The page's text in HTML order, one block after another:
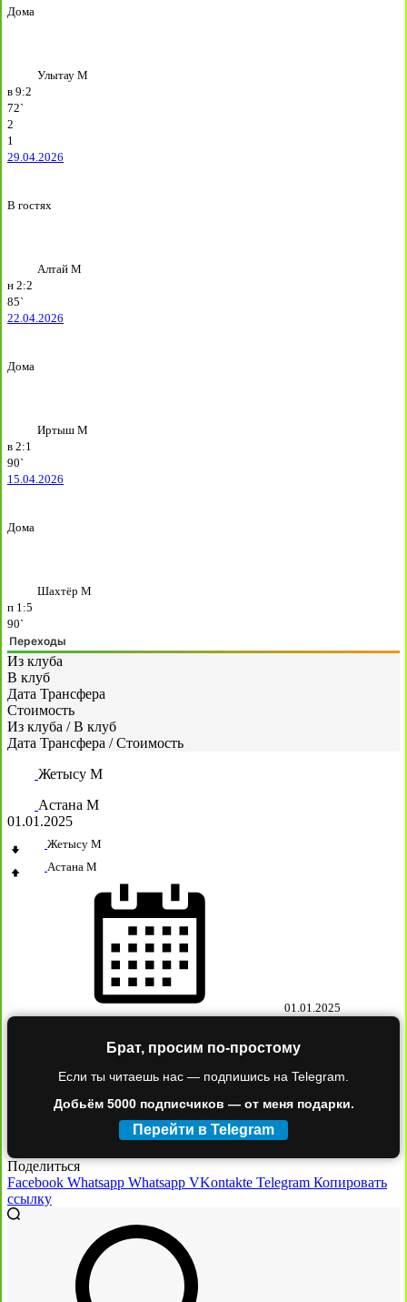
Дома
Улытау М
в 9:2
72`
2
1
29.04.2026
В гостях
Алтай М
н 2:2
85`
22.04.2026
Дома
Иртыш М
в 2:1
90`
15.04.2026
Дома
Шахтёр М
п 1:5
90`
Переходы
Из клуба
В клуб
Дата Трансфера
Стоимость
Из клуба / В клуб
Дата Трансфера / Стоимость
Жетысу М
Астана М
01.01.2025
Жетысу М
Астана М
01.01.2025
Брат, просим по-простому
Если ты читаешь нас — подпишись на Telegram.
Добьём 5000 подписчиков — от меня подарки.
Перейти в Telegram
Поделиться
Facebook Whatsapp Whatsapp VKontakte Telegram Копировать
ссылку